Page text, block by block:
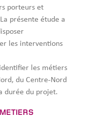
porteurs et
présente étude a
les interventions
les métiers
du Centre-Nord
durée du projet.